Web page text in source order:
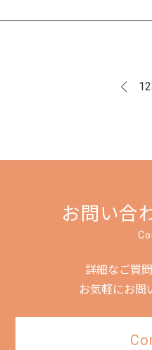
12
お問い合
詳細なご質
お気軽にお問